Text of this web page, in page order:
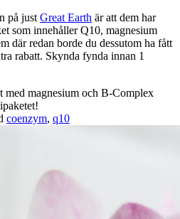
på just Great Earth är att dem har
som innehåller Q10, magnesium
där redan borde du dessutom ha fått
rabatt. Skynda fynda innan 1
coenzym, q10